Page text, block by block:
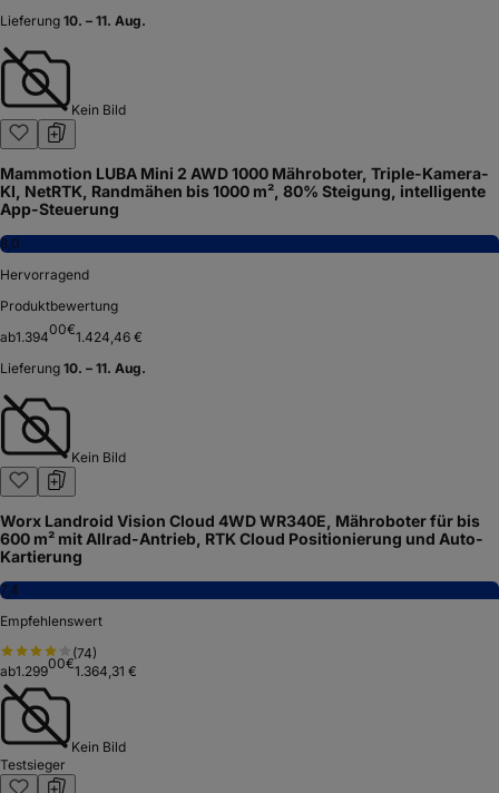
Lieferung 10. – 11. Aug.
Kein Bild
Mammotion LUBA Mini 2 AWD 1000 Mähroboter, Triple-Kamera-
KI, NetRTK, Randmähen bis 1000 m², 80% Steigung, intelligente
App-Steuerung
8,0
Hervorragend
Produktbewertung
ab1.39400€1.424,46 €
Lieferung 10. – 11. Aug.
Kein Bild
Worx Landroid Vision Cloud 4WD WR340E, Mähroboter für bis
600 m² mit Allrad-Antrieb, RTK Cloud Positionierung und Auto-
Kartierung
7,4
Empfehlenswert
(74)
ab1.29900€1.364,31 €
Kein Bild
Testsieger